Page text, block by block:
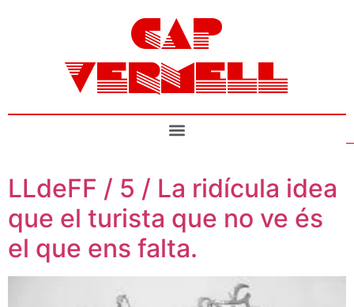
CAP
VERMELL
LLdeFF / 5 / La ridícula idea
que el turista que no ve és
el que ens falta.